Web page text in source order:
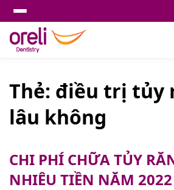
Thẻ: điều trị tủy
lâu không
CHI PHÍ CHỮA TỦY
NHIÊU TIỀN NĂM 2022